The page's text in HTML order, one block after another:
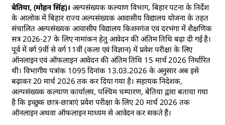
बेतिया, (मोहन सिंह)। अल्पसंख्यक कल्याण विभाग, बिहार पटना के निर्देश
के आलोक में बिहार राज्य अल्पसंख्यक आवासीय विद्यालय योजना के तहत
संचालित अल्पसंख्यक आवासीय विद्यालय किशनगंज एवं दरभंगा में शैक्षणिक
सत्र 2026-27 के लिए नामांकन हेतु आवेदन की अंतिम तिथि बढ़ा दी गई है।
पूर्व में वर्ग 9वीं से वर्ग 11वीं (कला एवं विज्ञान) में प्रवेश परीक्षा के लिए
ऑनलाइन एवं ऑफलाइन आवेदन की अंतिम तिथि 15 मार्च 2026 निर्धारित
थी। विभागीय पत्रांक 1095 दिनांक 13.03.2026 के अनुसार अब इसे
बढ़ाकर 20 मार्च 2026 तक कर दिया गया है। सहायक निदेशक,
अल्पसंख्यक कल्याण कार्यालय, पश्चिम चम्पारण, बेतिया द्वारा बताया गया
है कि इच्छुक छात्र-छात्राएं प्रवेश परीक्षा के लिए 20 मार्च 2026 तक
ऑनलाइन अथवा ऑफलाइन माध्यम से आवेदन कर सकते हैं।